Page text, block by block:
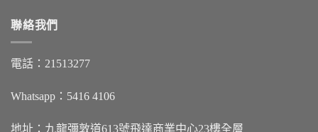
聯絡我們
電話：21513277
Whatsapp：5416 4106
地址：九龍彌敦道613號飛達商業中心23樓全層